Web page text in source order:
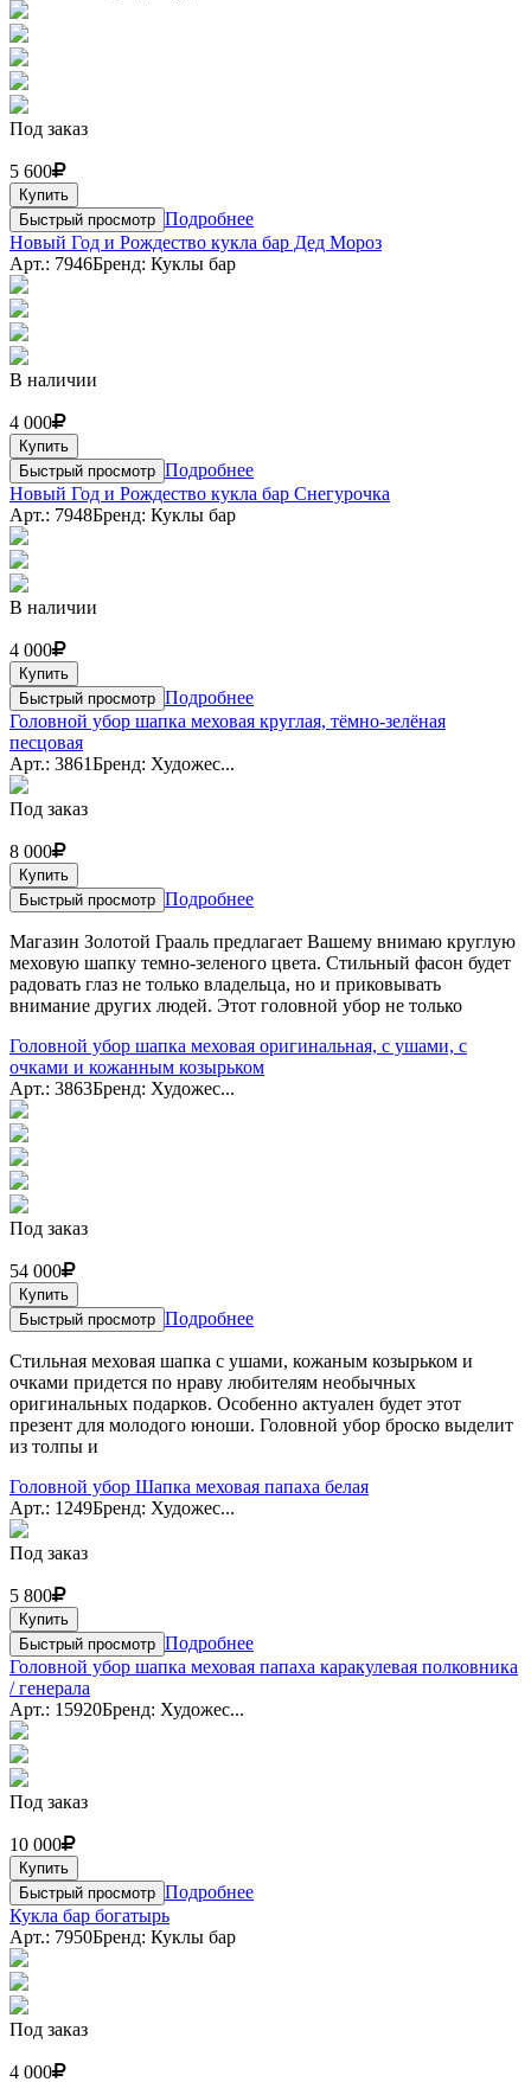
Под заказ
5 600
Купить
Быстрый просмотр Подробнее
Новый Год и Рождество кукла бар Дед Мороз
Арт.: 7946Бренд: Куклы бар
В наличии
4 000
Купить
Быстрый просмотр Подробнее
Новый Год и Рождество кукла бар Снегурочка
Арт.: 7948Бренд: Куклы бар
В наличии
4 000
Купить
Быстрый просмотр Подробнее
Головной убор шапка меховая круглая, тёмно-зелёная
песцовая
Арт.: 3861Бренд: Художес...
Под заказ
8 000
Купить
Быстрый просмотр Подробнее
Магазин Золотой Грааль предлагает Вашему внимаю круглую
меховую шапку темно-зеленого цвета. Стильный фасон будет
радовать глаз не только владельца, но и приковывать
внимание других людей. Этот головной убор не только
Головной убор шапка меховая оригинальная, с ушами, с
очками и кожанным козырьком
Арт.: 3863Бренд: Художес...
Под заказ
54 000
Купить
Быстрый просмотр Подробнее
Стильная меховая шапка с ушами, кожаным козырьком и
очками придется по нраву любителям необычных
оригинальных подарков. Особенно актуален будет этот
презент для молодого юноши. Головной убор броско выделит
из толпы и
Головной убор Шапка меховая папаха белая
Арт.: 1249Бренд: Художес...
Под заказ
5 800
Купить
Быстрый просмотр Подробнее
Головной убор шапка меховая папаха каракулевая полковника
/ генерала
Арт.: 15920Бренд: Художес...
Под заказ
10 000
Купить
Быстрый просмотр Подробнее
Кукла бар богатырь
Арт.: 7950Бренд: Куклы бар
Под заказ
4 000